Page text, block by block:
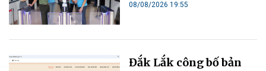
08/08/2026 19:55
Đắk Lắk công bố bản